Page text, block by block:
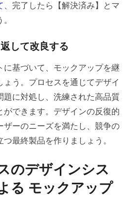
、完了したら【解決済み】とマ
して改良する
に基づいて、モックアップを継
う。プロセスを通じてデザイ
題に対処し、洗練された高品質
できます。デザインの反復的
ザーのニーズを満たし、競争の
最終製品を作りましょう。
のデザインシス
る モックアップ